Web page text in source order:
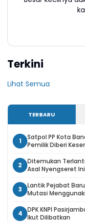
Terkini
Lihat Semua
TERBARU
1
Satpol PP Kota
Pemilik Diberi
2
Ditemukan
Asal Nyengseret
3
Lantik Pejabat
Mutasi
4
DPK KNPI
Ikut Dilibatkan